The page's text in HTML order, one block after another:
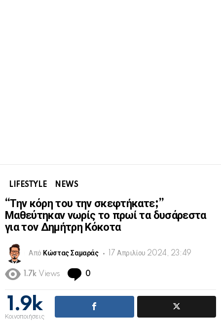
LIFESTYLE NEWS
“Την κόρη του την σκεφτήκατε;”
Μαθεύτηκαν νωρίς το πρωί τα δυσάρεστα
για τον Δημήτρη Κόκοτα
Από Κώστας Σαμαράς 17 Απριλίου 2024, 23:49
1.7k Views 0
1.9k
Κοινοποιήσεις